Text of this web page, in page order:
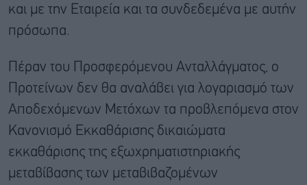
και με την Εταιρεία και τα συνδεδεμένα με αυτήν
πρόσωπα.
Πέραν του Προσφερόμενου Ανταλλάγματος, ο
Προτείνων δεν θα αναλάβει για λογαριασμό των
Αποδεχόμενων Μετόχων τα προβλεπόμενα στον
Κανονισμό Εκκαθάρισης δικαιώματα
εκκαθάρισης της εξωχρηματιστηριακής
μεταβίβασης των μεταβιβαζομένων